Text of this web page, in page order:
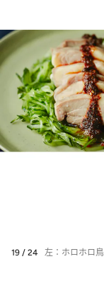
19 / 24 左：ホロホロ